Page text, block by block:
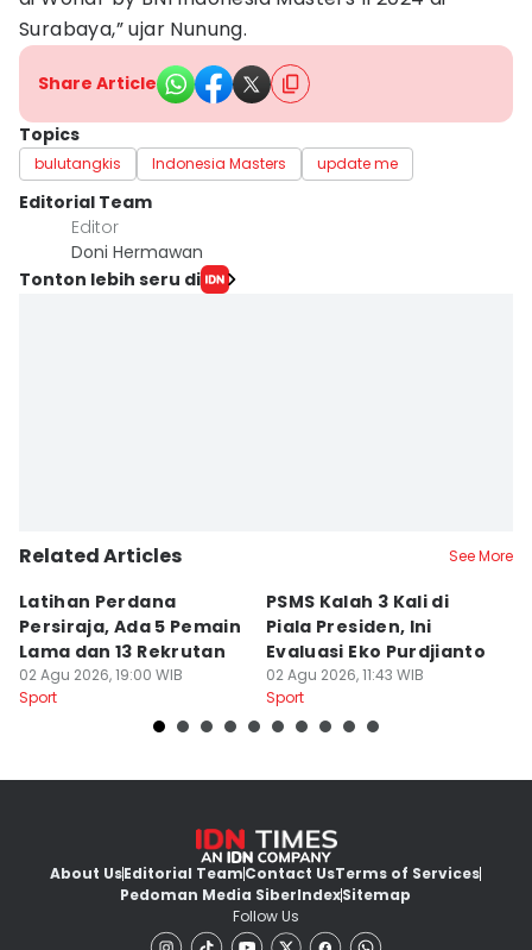
Surabaya,” ujar Nunung.
Share Article
Topics
bulutangkis Indonesia Masters update me
Editorial Team
Editor
Doni Hermawan
Tonton lebih seru di
Related Articles See More
Latihan Perdana
Persiraja, Ada 5 Pemain
Lama dan 13 Rekrutan
02 Agu 2026, 19:00 WIB
Sport
PSMS Kalah 3 Kali di
Piala Presiden, Ini
Evaluasi Eko Purdjianto
02 Agu 2026, 11:43 WIB
Sport
About UsEditorial TeamContact UsTerms of Services
Pedoman Media SiberIndexSitemap
Follow Us